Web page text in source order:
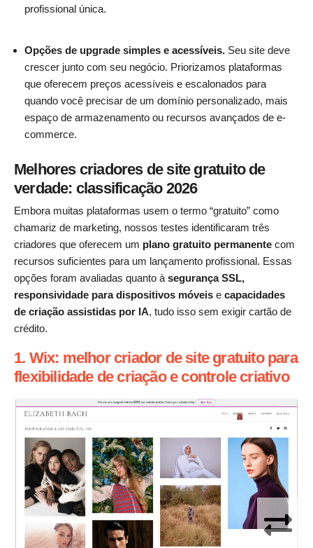
profissional única.
Opções de upgrade simples e acessíveis. Seu site deve
crescer junto com seu negócio. Priorizamos plataformas
que oferecem preços acessíveis e escalonados para
quando você precisar de um domínio personalizado, mais
espaço de armazenamento ou recursos avançados de e-
commerce.
Melhores criadores de site gratuito de
verdade: classificação 2026
Embora muitas plataformas usem o termo “gratuito” como
chamariz de marketing, nossos testes identificaram três
criadores que oferecem um plano gratuito permanente com
recursos suficientes para um lançamento profissional. Essas
opções foram avaliadas quanto à segurança SSL,
responsividade para dispositivos móveis e capacidades
de criação assistidas por IA, tudo isso sem exigir cartão de
crédito.
1. Wix: melhor criador de site gratuito para
flexibilidade de criação e controle criativo